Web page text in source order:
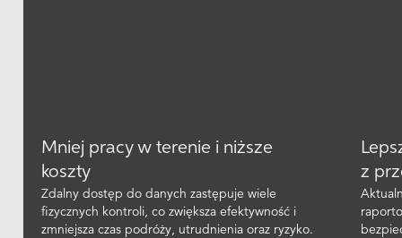
Mniej pracy w terenie i niższe
koszty
Zdalny dostęp do danych zastępuje wiele
fizycznych kontroli, co zwiększa efektywność i
zmniejsza czas podróży, utrudnienia oraz ryzyko.
z